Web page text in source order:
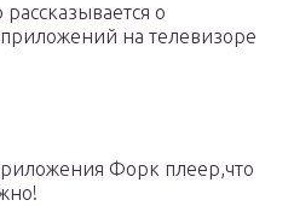
о
на телевизоре
Форк плеер,что